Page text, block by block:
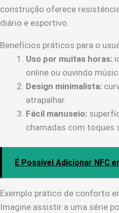
construção oferece
diário e esportivo.
Benefícios práticos para o
Uso por muitas horas:
online ou ouvindo
Design minimalista:
atrapalhar.
Fácil manuseio:
chamadas com toques
É Possível Adicionar NFC
Exemplo prático de conforto
Imagine assistir a uma série